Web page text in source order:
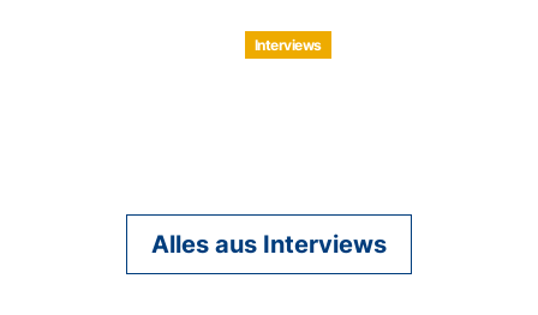
Interviews
Alles aus Interviews